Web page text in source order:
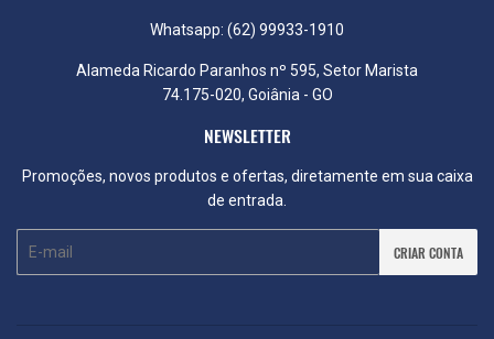
Whatsapp: (62) 99933-1910
Alameda Ricardo Paranhos nº 595, Setor Marista
74.175-020, Goiânia - GO
NEWSLETTER
Promoções, novos produtos e ofertas, diretamente em sua caixa
de entrada.
E-
CRIAR CONTA